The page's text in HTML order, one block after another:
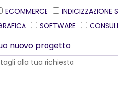
ECOMMERCE INDICIZZAZIONE
SOFTWARE
nuovo progetto